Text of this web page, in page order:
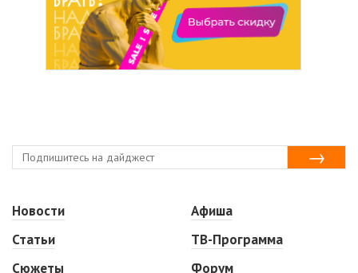
Новости
Статьи
Сюжеты
Афиша
ТВ-Программа
Форум